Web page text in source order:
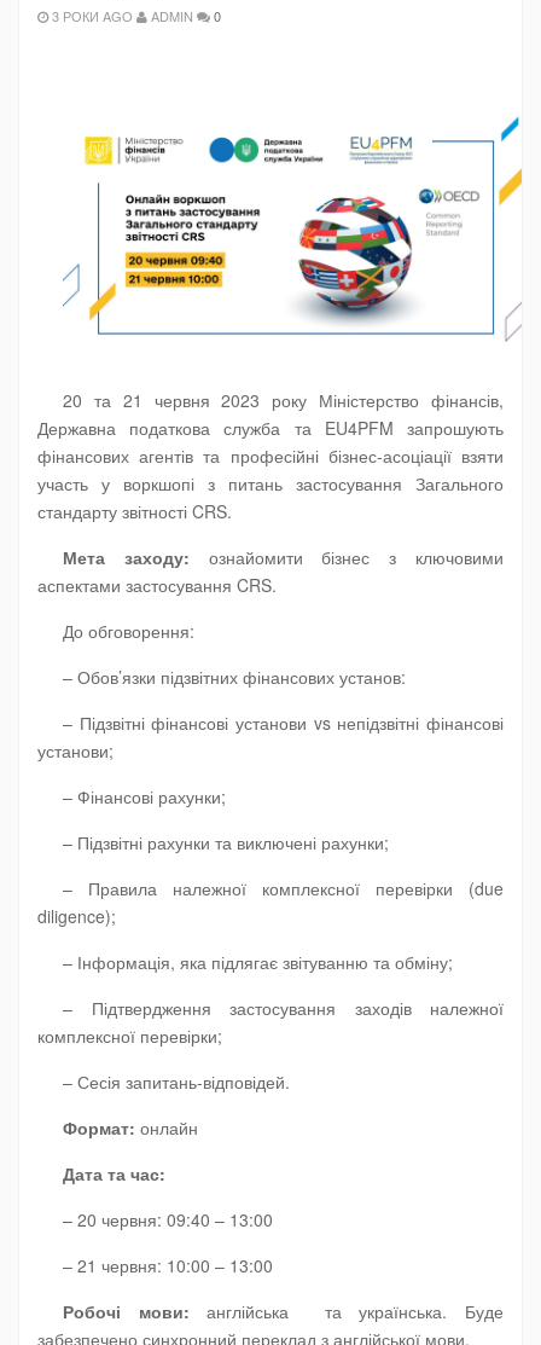
3 РОКИ AGO ADMIN 0
20 та 21 червня 2023 року Міністерство фінансів,
Державна податкова служба та EU4PFM запрошують
фінансових агентів та професійні бізнес-асоціації взяти
участь у воркшопі з питань застосування Загального
стандарту звітності CRS.
Мета заходу: ознайомити бізнес з ключовими
аспектами застосування CRS.
До обговорення:
– Обов’язки підзвітних фінансових установ:
– Підзвітні фінансові установи vs непідзвітні фінансові
установи;
– Фінансові рахунки;
– Підзвітні рахунки та виключені рахунки;
– Правила належної комплексної перевірки (due
diligence);
– Інформація, яка підлягає звітуванню та обміну;
– Підтвердження застосування заходів належної
комплексної перевірки;
– Сесія запитань-відповідей.
Формат: онлайн
Дата та час:
– 20 червня: 09:40 – 13:00
– 21 червня: 10:00 – 13:00
Робочі мови: англійська та українська. Буде
забезпечено синхронний переклад з англійської мови.